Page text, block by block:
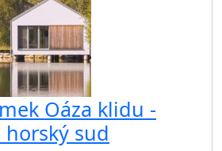
Oáza klidu -
sud